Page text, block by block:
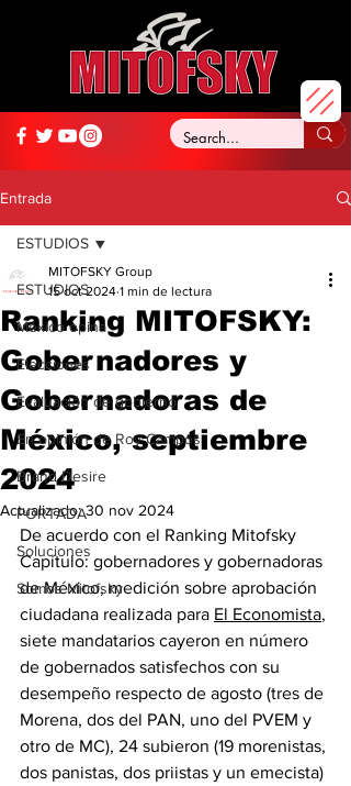
Entrada
ESTUDIOS
México opina
Elecciones
Evaluación de gobierno
En opinión de Roy Campos
Brand Desire
PORTADA
Soluciones
Somos Mitofsky
ESTUDIOS
Ranking MITOFSKY:
Gobernadores y
Gobernadoras de
México, septiembre
2024
MITOFSKY Group
15 oct 2024 1 min de lectura
Actualizado:30 nov 2024
De acuerdo con el Ranking Mitofsky
Capítulo: gobernadores y gobernadoras
de México, medición sobre aprobación
ciudadana realizada para El Economista,
siete mandatarios cayeron en número
de gobernados satisfechos con su
desempeño respecto de agosto (tres de
Morena, dos del PAN, uno del PVEM y
otro de MC), 24 subieron (19 morenistas,
dos panistas, dos priistas y un emecista)